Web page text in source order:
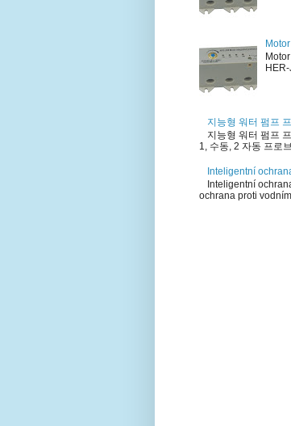
지능형 워터 펌프
지능형 워터 펌프
1, 수동, 2 자동 프로
Inteligentní
Inteligentní
ochrana proti